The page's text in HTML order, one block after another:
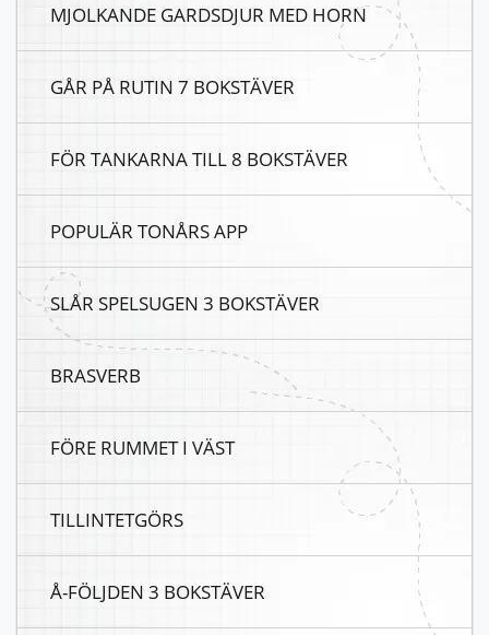
MJOLKANDE GARDSDJUR MED HORN
GÅR PÅ RUTIN 7 BOKSTÄVER
FÖR TANKARNA TILL 8 BOKSTÄVER
POPULÄR TONÅRS APP
SLÅR SPELSUGEN 3 BOKSTÄVER
BRASVERB
FÖRE RUMMET I VÄST
TILLINTETGÖRS
Å-FÖLJDEN 3 BOKSTÄVER